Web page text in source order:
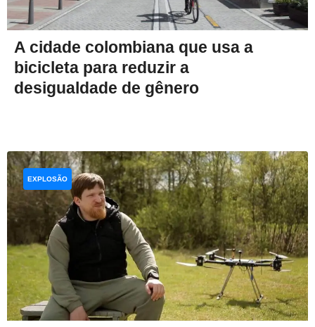
A cidade colombiana que usa a
bicicleta para reduzir a
desigualdade de gênero
EXPLOSÃO